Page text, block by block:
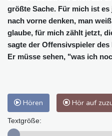
größte Sache. Für mich ist
nach vorne denken, man
glaube, für mich zählt jetzt,
sagte der Offensivspieler
Er müsse sehen, "was ich
Hören Hör auf
Textgröße: